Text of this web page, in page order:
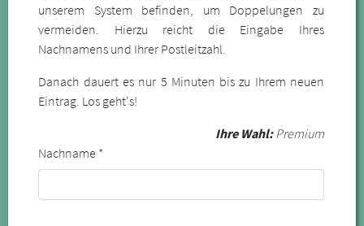
unserem System befinden, um Doppelungen zu
vermeiden. Hierzu reicht die Eingabe Ihres
Nachnamens und Ihrer Postleitzahl.
Danach dauert es nur 5 Minuten bis zu Ihrem neuen
Eintrag. Los geht's!
Ihre Wahl:Premium
Nachname *